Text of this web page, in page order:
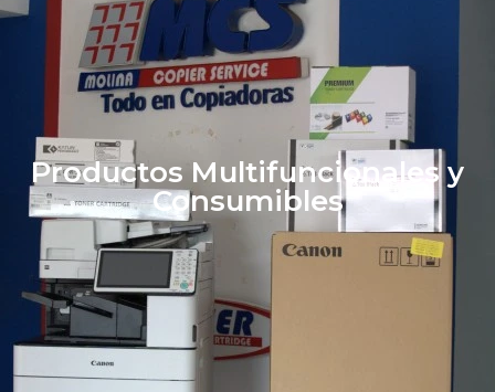
Productos Multifuncionales y
Consumibles